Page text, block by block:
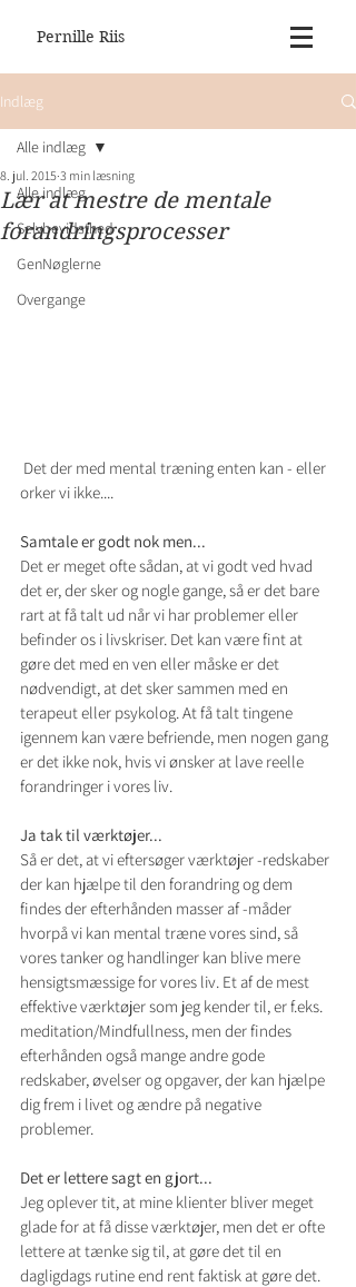
Pernille Riis
Indlæg
Alle indlæg
Selvbevidsthed
GenNøglerne
Overgange
Alle indlæg
Lær at mestre de mentale
forandringsprocesser
8. jul. 2015 3 min læsning
orker vi ikke....
Samtale er godt nok men...
Det er meget ofte sådan, at vi godt ved hvad
det er, der sker og nogle gange, så er det bare
rart at få talt ud når vi har problemer eller
befinder os i livskriser. Det kan være fint at
gøre det med en ven eller måske er det
nødvendigt, at det sker sammen med en
terapeut eller psykolog. At få talt tingene
igennem kan være befriende, men nogen gang
er det ikke nok, hvis vi ønsker at lave reelle
forandringer i vores liv.
Ja tak til værktøjer...
Så er det, at vi eftersøger værktøjer -redskaber
der kan hjælpe til den forandring og dem
findes der efterhånden masser af -måder
hvorpå vi kan mental træne vores sind, så
vores tanker og handlinger kan blive mere
hensigtsmæssige for vores liv. Et af de mest
effektive værktøjer som jeg kender til, er f.eks.
meditation/Mindfullness, men der findes
efterhånden også mange andre gode
redskaber, øvelser og opgaver, der kan hjælpe
dig frem i livet og ændre på negative
problemer.
Det er lettere sagt en gjort...
Jeg oplever tit, at mine klienter bliver meget
glade for at få disse værktøjer, men det er ofte
lettere at tænke sig til, at gøre det til en
dagligdags rutine end rent faktisk at gøre det.